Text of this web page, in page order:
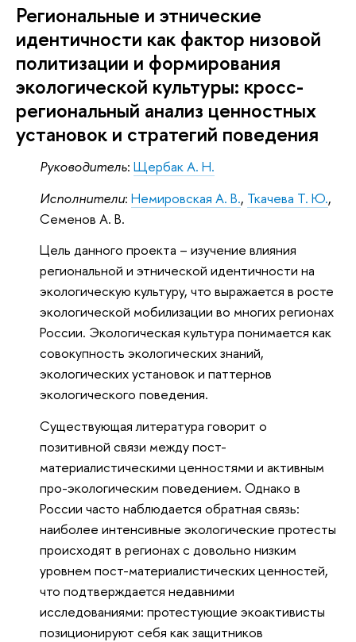
Региональные и этнические
идентичности как фактор низовой
политизации и формирования
экологической культуры: кросс-
региональный анализ ценностных
установок и стратегий поведения
Руководитель: Щербак А. Н.
Исполнители: Немировская А. В., Ткачева Т. Ю.,
Семенов А. В.
Цель данного проекта – изучение влияния
региональной и этнической идентичности на
экологическую культуру, что выражается в росте
экологической мобилизации во многих регионах
России. Экологическая культура понимается как
совокупность экологических знаний,
экологических установок и паттернов
экологического поведения.
Существующая литература говорит о
позитивной связи между пост-
материалистическими ценностями и активным
про-экологическим поведением. Однако в
России часто наблюдается обратная связь:
наиболее интенсивные экологические протесты
происходят в регионах с довольно низким
уровнем пост-материалистических ценностей,
что подтверждается недавними
исследованиями: протестующие экоактивисты
позиционируют себя как защитников